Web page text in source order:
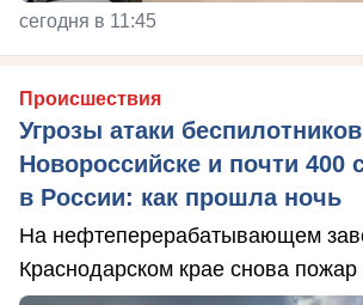
сегодня в 11:45
Происшествия
Угрозы атаки
Новороссийске и почти
в России: как прошла ночь
На нефтеперерабатывающем
Краснодарском крае снова пожар